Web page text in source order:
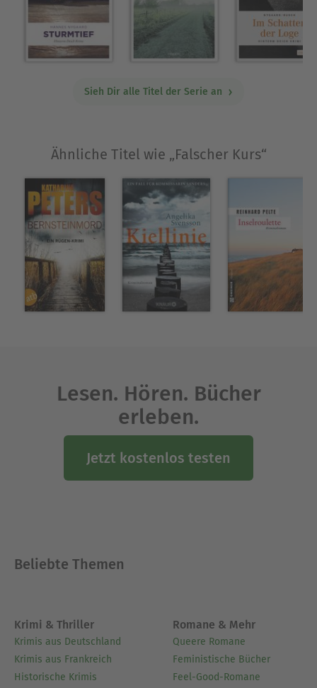
Sieh Dir alle Titel der Serie an
Ähnliche Titel wie „Falscher Kurs“
Lesen. Hören. Bücher
erleben.
Jetzt kostenlos testen
Beliebte Themen
Krimi & Thriller
Krimis aus Deutschland
Krimis aus Frankreich
Historische Krimis
Romane & Mehr
Queere Romane
Feministische Bücher
Feel-Good-Romane